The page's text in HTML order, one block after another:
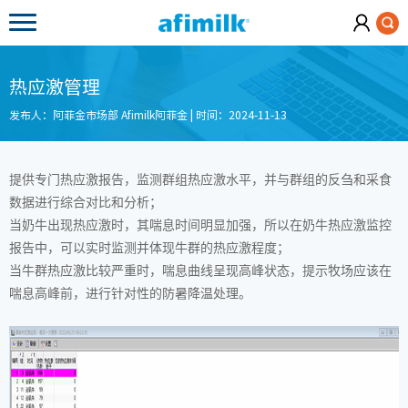
热应激管理
发布人：阿菲金市场部 Afimilk阿菲金 | 时间：2024-11-13
提供专门热应激报告，监测群组热应激水平，并与群组的反刍和采食
数据进行综合对比和分析；
当奶牛出现热应激时，其喘息时间明显加强，所以在奶牛热应激监控
报告中，可以实时监测并体现牛群的热应激程度；
当牛群热应激比较严重时，喘息曲线呈现高峰状态，提示牧场应该在
喘息高峰前，进行针对性的防暑降温处理。